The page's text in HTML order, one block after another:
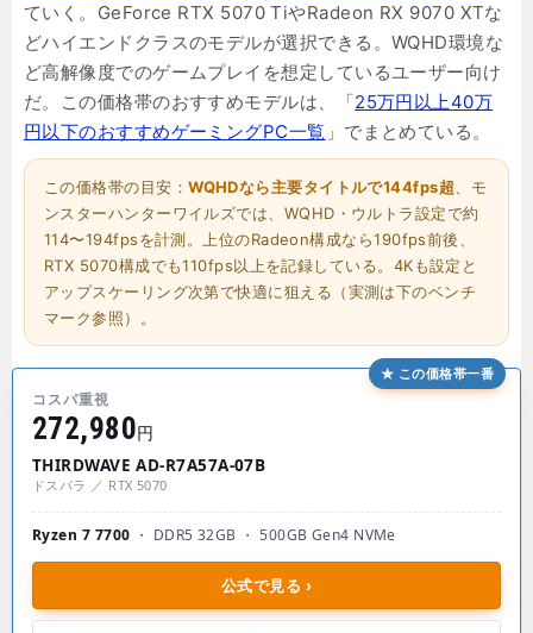
ていく。GeForce RTX 5070 TiやRadeon RX 9070 XTな
どハイエンドクラスのモデルが選択できる。WQHD環境な
ど高解像度でのゲームプレイを想定しているユーザー向け
だ。この価格帯のおすすめモデルは、「25万円以上40万
円以下のおすすめゲーミングPC一覧 」でまとめている。
この価格帯の目安：WQHDなら主要タイトルで144fps超 、モ
ンスターハンターワイルズでは、WQHD・ウルトラ設定で約
114〜194fpsを計測。上位のRadeon構成なら190fps前後、
RTX 5070構成でも110fps以上を記録している。4Kも設定と
アップスケーリング次第で快適に狙える（実測は下のベンチ
マーク参照）。
★ この価格帯一番
コスパ重視
272,980円
THIRDWAVE AD-R7A57A-07B
ドスパラ ／ RTX 5070
Ryzen 7 7700 ・ DDR5 32GB ・ 500GB Gen4 NVMe
公式で見る ›